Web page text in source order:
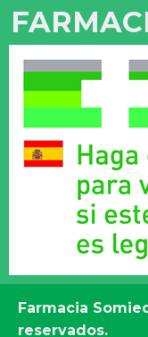
Farmacia
reservados.